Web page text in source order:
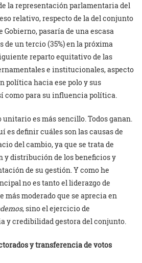
la representación parlamentaria del
relativo, respecto de la del conjunto
pasaría de una escasa
de un tercio (35%) en la próxima
reparto equitativo de las
e institucionales, aspecto
política hacia ese polo y sus
como para su influencia política.
es más sencillo. Todos ganan.
es definir cuáles son las causas de
del cambio, ya que se trata de
y distribución de los beneficios y
de su gestión. Y como he
no es tanto el liderazgo de
más moderado que se aprecia en
, sino el ejercicio de
y credibilidad gestora del conjunto.
y transferencia de votos